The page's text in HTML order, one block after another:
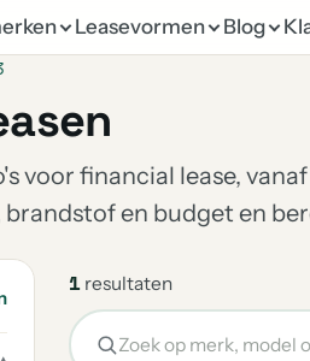
Leasevormen Blog
voor financial lease,
en budget en
1 resultaten